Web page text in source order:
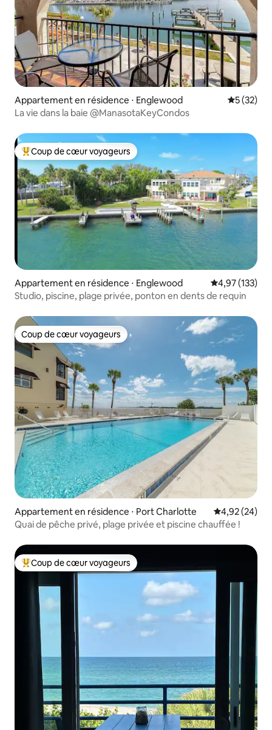
Appartement en résidence ⋅ Englewood
5 (32)
La vie dans la baie @ManasotaKeyCondos
Coups de cœur voyageurs les plus appréciés
Coup de cœur voyageurs
Appartement en résidence ⋅ Englewood Évaluation
4,97 (133)
Studio, piscine, plage privée, ponton en dents de requin
Coup de cœur voyageurs
Coup de cœur voyageurs
Appartement en résidence ⋅ Port Charlotte Évaluation
4,92 (24)
Quai de pêche privé, plage privée et piscine chauffée !
Coups de cœur voyageurs les plus appréciés
Coup de cœur voyageurs